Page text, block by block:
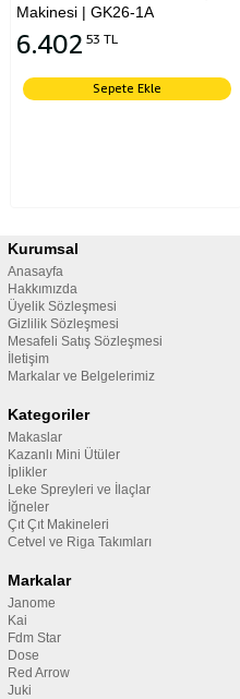
Makinesi | GK26-1A
6.402 53 TL
Sepete Ekle
Kurumsal
Anasayfa
Hakkımızda
Üyelik Sözleşmesi
Gizlilik Sözleşmesi
Mesafeli Satış Sözleşmesi
İletişim
Markalar ve Belgelerimiz
Kategoriler
Makaslar
Kazanlı Mini Ütüler
İplikler
Leke Spreyleri ve İlaçlar
İğneler
Çıt Çıt Makineleri
Cetvel ve Riga Takımları
Markalar
Janome
Kai
Fdm Star
Dose
Red Arrow
Juki